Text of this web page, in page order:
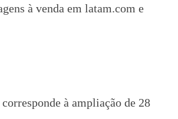
à venda em latam.com e
à ampliação de 28